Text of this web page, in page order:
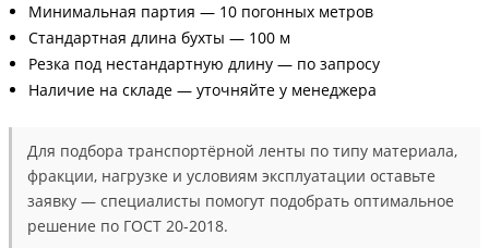
Минимальная партия — 10 погонных метров
Стандартная длина бухты — 100 м
Резка под нестандартную длину — по запросу
Наличие на складе — уточняйте у менеджера
Для подбора транспортёрной ленты по типу материала,
фракции, нагрузке и условиям эксплуатации оставьте
заявку — специалисты помогут подобрать оптимальное
решение по ГОСТ 20-2018.